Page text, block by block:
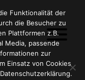
Funktionalität der
die Besucher zu
Plattformen z.B.
Media, passende
zur
Einsatz von Cookies